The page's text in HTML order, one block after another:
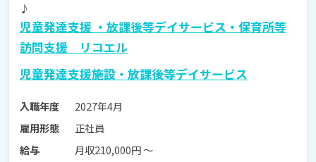
♪
児童発達支援 ・放課後等デイサービス・保育所等
訪問支援 リコエル
児童発達支援施設・放課後等デイサービス
入職年度
2027年4月
雇用形態
正社員
給与
月収210,000円 〜